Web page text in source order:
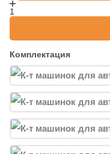
1
Комплектация